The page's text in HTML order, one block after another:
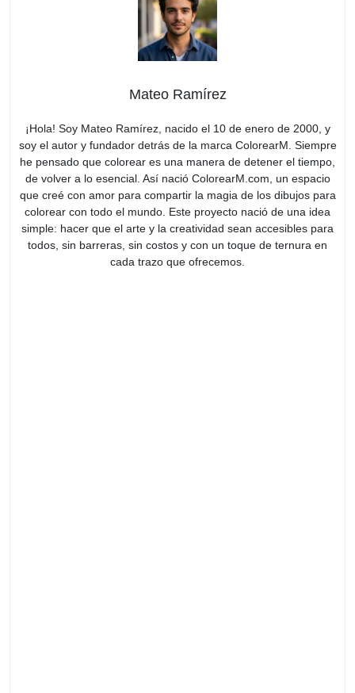
Mateo Ramírez
¡Hola! Soy Mateo Ramírez, nacido el 10 de enero de 2000, y
soy el autor y fundador detrás de la marca ColorearM. Siempre
he pensado que colorear es una manera de detener el tiempo,
de volver a lo esencial. Así nació ColorearM.com, un espacio
que creé con amor para compartir la magia de los dibujos para
colorear con todo el mundo. Este proyecto nació de una idea
simple: hacer que el arte y la creatividad sean accesibles para
todos, sin barreras, sin costos y con un toque de ternura en
cada trazo que ofrecemos.